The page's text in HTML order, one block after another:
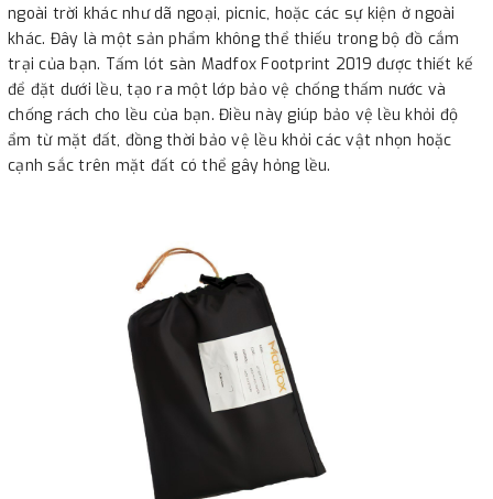
ngoài trời khác như dã ngoại, picnic, hoặc các sự kiện ở ngoài
khác. Đây là một sản phẩm không thể thiếu trong bộ đồ cắm
trại của bạn. Tấm lót sàn Madfox Footprint 2019 được thiết kế
để đặt dưới lều, tạo ra một lớp bảo vệ chống thấm nước và
chống rách cho lều của bạn. Điều này giúp bảo vệ lều khỏi độ
ẩm từ mặt đất, đồng thời bảo vệ lều khỏi các vật nhọn hoặc
cạnh sắc trên mặt đất có thể gây hỏng lều.